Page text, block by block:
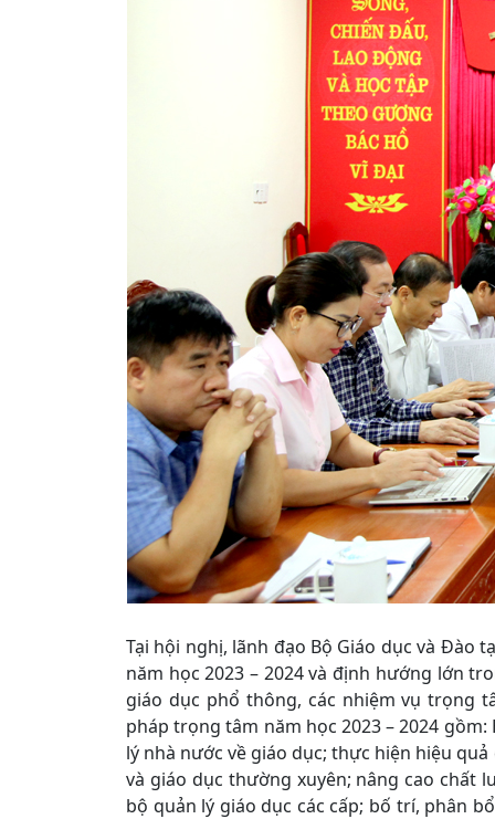
Tại hội nghị, lãnh đạo Bộ Giáo dục và Đào
năm học 2023 – 2024 và định hướng lớn
giáo dục phổ thông, các nhiệm vụ trọng
pháp trọng tâm năm học 2023 – 2024
lý nhà nước về giáo dục; thực hiện hiệu
và giáo dục thường xuyên; nâng cao chất
bộ quản lý giáo dục các cấp; bố trí, phân